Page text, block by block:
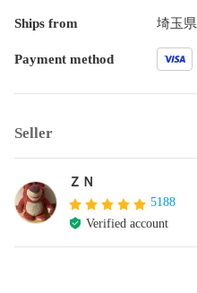
Ships from 埼玉県
Payment method
Seller
ＺＮ
5188
Verified account